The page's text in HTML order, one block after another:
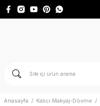
Anasayfa Kalıcı Makyaj-Dövme